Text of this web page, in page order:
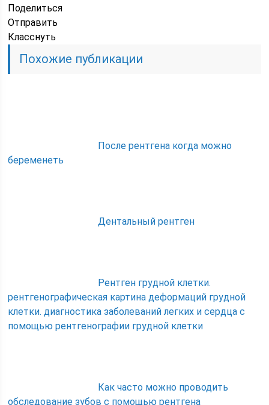
Поделиться
Отправить
Класснуть
Похожие публикации
После рентгена когда можно
беременеть
Дентальный рентген
Рентген грудной клетки.
рентгенографическая картина деформаций грудной
клетки. диагностика заболеваний легких и сердца с
помощью рентгенографии грудной клетки
Как часто можно проводить
обследование зубов с помощью рентгена